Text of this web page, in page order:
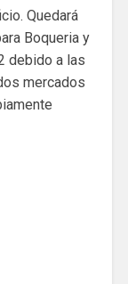
Quedará
Boqueria y
debido a las
mercados